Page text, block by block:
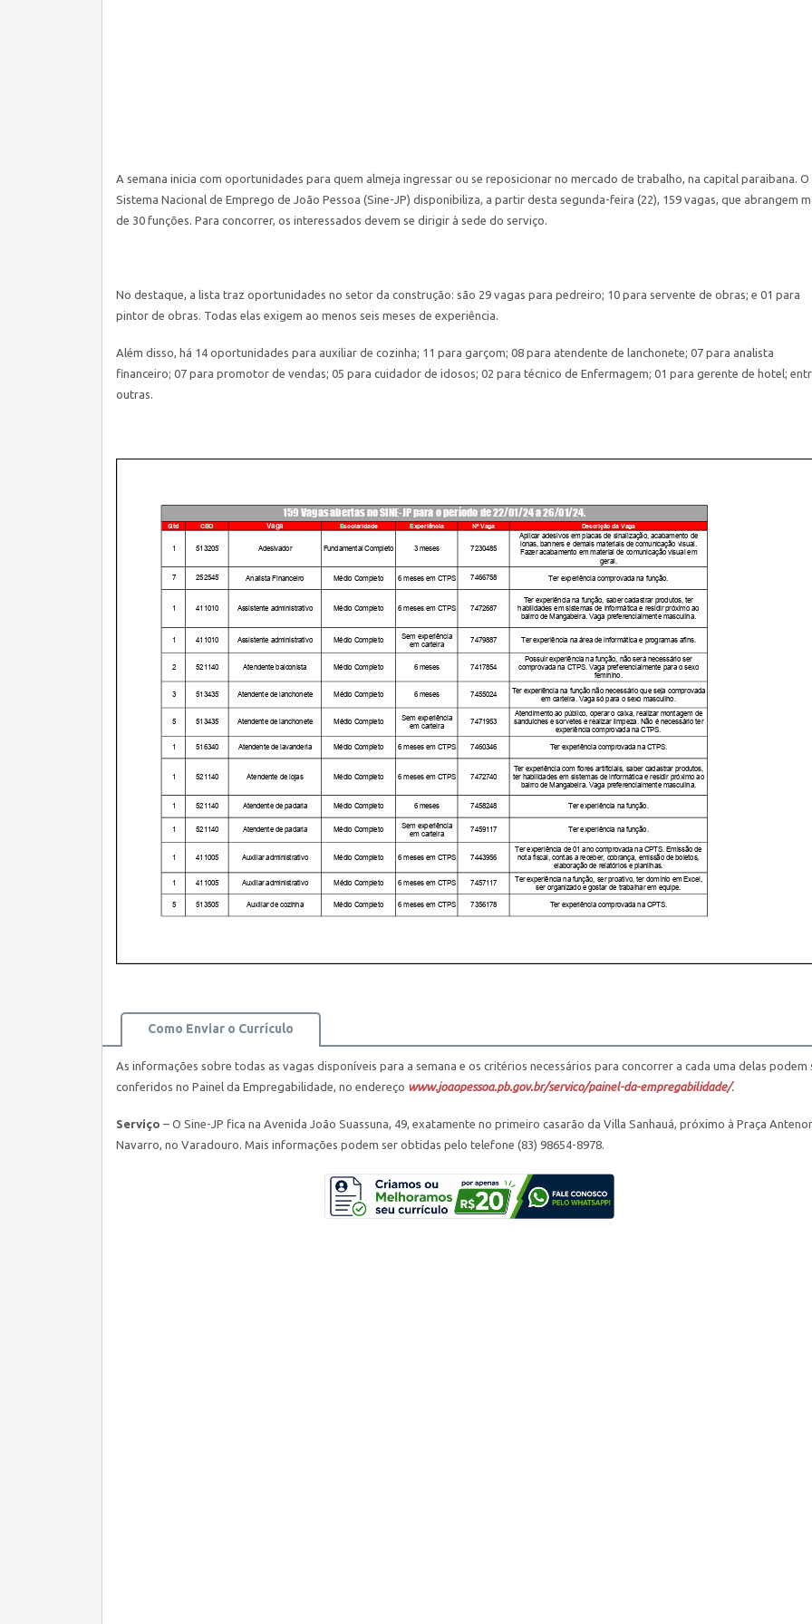
A semana inicia com oportunidades para quem almeja ingressar ou se reposicionar no mercado de trabalho, na capital paraibana. O
Sistema Nacional de Emprego de João Pessoa (Sine-JP) disponibiliza, a partir desta segunda-feira (22), 159 vagas, que abrangem
de 30 funções. Para concorrer, os interessados devem se dirigir à sede do serviço.
No destaque, a lista traz oportunidades no setor da construção: são 29 vagas para pedreiro; 10 para servente de obras; e 01 para
pintor de obras. Todas elas exigem ao menos seis meses de experiência.
Além disso, há 14 oportunidades para auxiliar de cozinha; 11 para garçom; 08 para atendente de lanchonete; 07 para analista
financeiro; 07 para promotor de vendas; 05 para cuidador de idosos; 02 para técnico de Enfermagem; 01 para gerente de hotel;
outras.
Como Enviar o Currículo
As informações sobre todas as vagas disponíveis para a semana e os critérios necessários para concorrer a cada uma delas podem
conferidos no Painel da Empregabilidade, no endereço www.joaopessoa.pb.gov.br/servico/painel-da-empregabilidade/.
Serviço – O Sine-JP fica na Avenida João Suassuna, 49, exatamente no primeiro casarão da Villa Sanhauá, próximo à Praça Antenor
Navarro, no Varadouro. Mais informações podem ser obtidas pelo telefone (83) 98654-8978.